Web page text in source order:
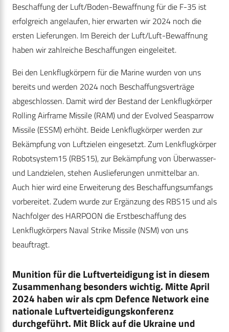
Beschaffung der Luft/Boden-Bewaffnung für die F-35 ist
erfolgreich angelaufen, hier erwarten wir 2024 noch die
ersten Lieferungen. Im Bereich der Luft/Luft-Bewaffnung
haben wir zahlreiche Beschaffungen eingeleitet.
Bei den Lenkflugkörpern für die Marine wurden von uns
bereits und werden 2024 noch Beschaffungsverträge
abgeschlossen. Damit wird der Bestand der Lenkflugkörper
Rolling Airframe Missile (RAM) und der Evolved Seasparrow
Missile (ESSM) erhöht. Beide Lenkflugkörper werden zur
Bekämpfung von Luftzielen eingesetzt. Zum Lenkflugkörper
Robotsystem15 (RBS15), zur Bekämpfung von Überwasser-
und Landzielen, stehen Auslieferungen unmittelbar an.
Auch hier wird eine Erweiterung des Beschaffungsumfangs
vorbereitet. Zudem wurde zur Ergänzung des RBS15 und als
Nachfolger des HARPOON die Erstbeschaffung des
Lenkflugkörpers Naval Strike Missile (NSM) von uns
beauftragt.
Munition für die Luftverteidigung ist in diesem
Zusammenhang besonders wichtig. Mitte April
2024 haben wir als cpm Defence Network eine
nationale Luftverteidigungskonferenz
durchgeführt. Mit Blick auf die Ukraine und